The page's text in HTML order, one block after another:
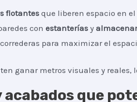
flotantes que liberen espacio en el
conestanterías y
para maximizar el
ganar metros visuales y
acabados que